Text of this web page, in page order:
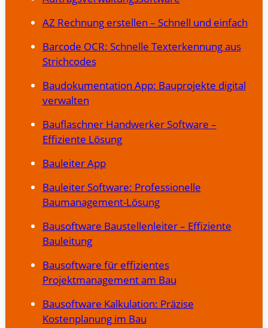
AZ Rechnung erstellen – Schnell und einfach
Barcode OCR: Schnelle Texterkennung aus
Strichcodes
Baudokumentation App: Bauprojekte digital
verwalten
Bauflaschner Handwerker Software –
Effiziente Lösung
Bauleiter App
Bauleiter Software: Professionelle
Baumanagement-Lösung
Bausoftware Baustellenleiter – Effiziente
Bauleitung
Bausoftware für effizientes
Projektmanagement am Bau
Bausoftware Kalkulation: Präzise
Kostenplanung im Bau